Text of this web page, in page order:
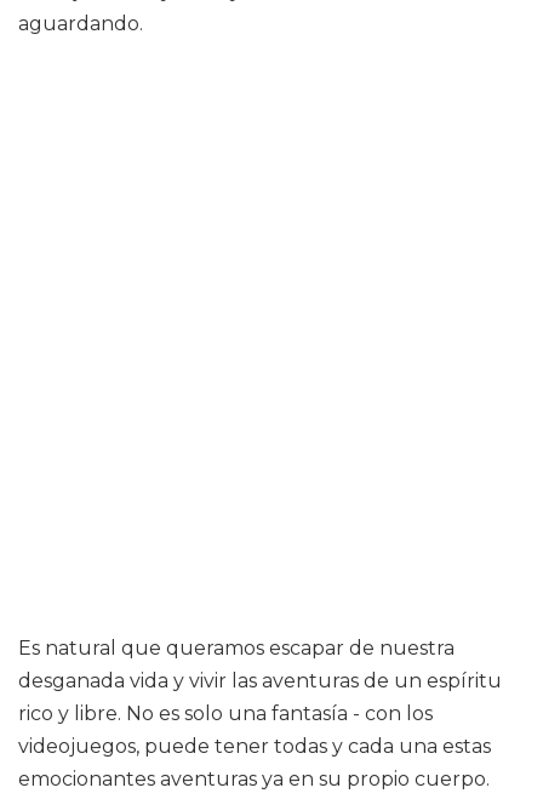
aguardando.
Es natural que queramos escapar de nuestra
desganada vida y vivir las aventuras de un espíritu
rico y libre. No es solo una fantasía - con los
videojuegos, puede tener todas y cada una estas
emocionantes aventuras ya en su propio cuerpo.